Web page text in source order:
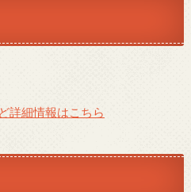
細情報はこちら